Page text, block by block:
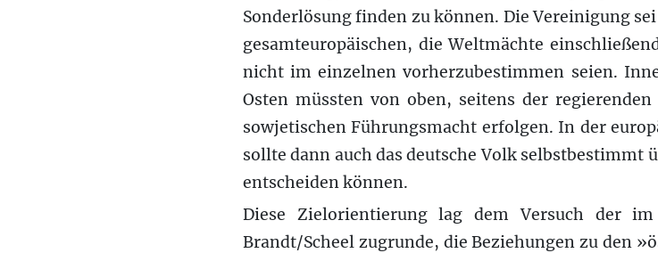
Sonderlösung finden zu können. Die Vereinigung
gesamteuropäischen, die Weltmächte
nicht im einzelnen vorherzubestimmen seien.
Osten müssten von oben, seitens der
sowjetischen Führungsmacht erfolgen. In der
sollte dann auch das deutsche Volk selbstbestimmt
entscheiden können.
Diese Zielorientierung lag dem Versuch der
Brandt/Scheel zugrunde, die Beziehungen zu den